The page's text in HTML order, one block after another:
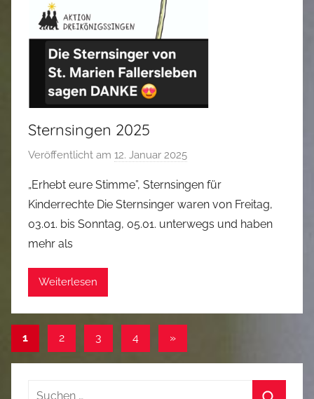
Sternsingen 2025
Veröffentlicht am 12. Januar 2025
n
T
h
„Erhebt eure Stimme”, Sternsingen für
Kinderrechte Die Sternsinger waren von Freitag,
03.01. bis Sonntag, 05.01. unterwegs und haben
mehr als
Weiterlesen
Beitragsnavigation
1 2 3 4
Nächste
»
Suchen